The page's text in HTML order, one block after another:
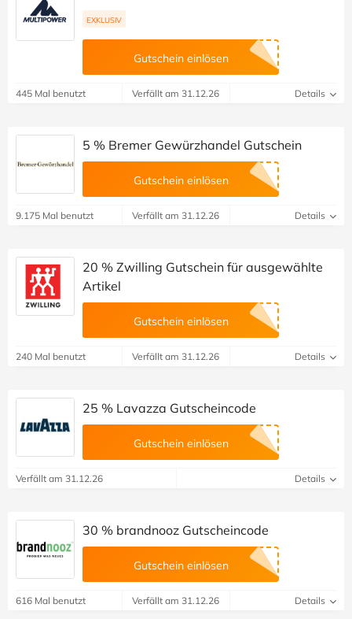
EXKLUSIV
Gutschein einlösen
445 Mal benutzt Verfällt am 31.12.26 Details
5 % Bremer Gewürzhandel Gutschein
Gutschein einlösen
9.175 Mal benutzt Verfällt am 31.12.26 Details
20 % Zwilling Gutschein für ausgewählte
Artikel
Gutschein einlösen
240 Mal benutzt Verfällt am 31.12.26 Details
25 % Lavazza Gutscheincode
Gutschein einlösen
Verfällt am 31.12.26 Details
30 % brandnooz Gutscheincode
Gutschein einlösen
616 Mal benutzt Verfällt am 31.12.26 Details